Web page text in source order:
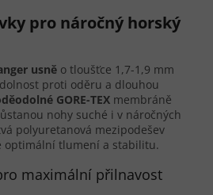
pro náročný horský
usně o tloušťce 1,7-1,9 mm
proti oděru a dlouhou
GORE-TEX membráně
nohy suché i v náročných
polyuretanová mezipodešev
optimální tlumení a stabilitu.
maximální přilnavost